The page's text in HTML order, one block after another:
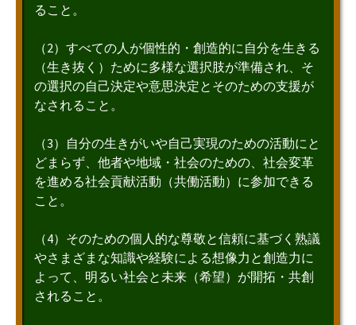
ること。
（2）すべての人が個性的・創造的に自分を生きる
（生き抜く）ために多様な選択肢が準備され、そ
の選択の自己決定や意思決定とそのための支援が
なされること。
（3）自分の生きがいや自己実現のための活動にと
どまらず、他者や地域・社会のための、社会変革
を進める社会貢献活動（共働活動）に参加できる
こと。
（4）そのための個人的な尊敬と信頼に基づく熟議
やさまざまな知識や経験による想像力と創造力に
よって、明るい社会と未来（希望）が開拓・共創
されること。